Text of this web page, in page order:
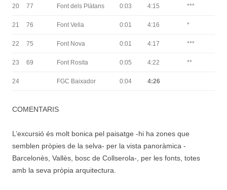
20 77 Font dels Plàtans 0:03 4:15 ***
21 76 Font Vella 0:01 4:16 *
22 75 Font Nova 0:01 4:17 ***
23 69 Font Rosita 0:05 4:22 **
24 FGC Baixador 0:04 4:26
COMENTARIS
L’excursió és molt bonica pel paisatge -hi ha zones que
semblen pròpies de la selva- per la vista panoràmica -
Barcelonès, Vallès, bosc de Collserola-, per les fonts, totes
amb la seva pròpia arquitectura.